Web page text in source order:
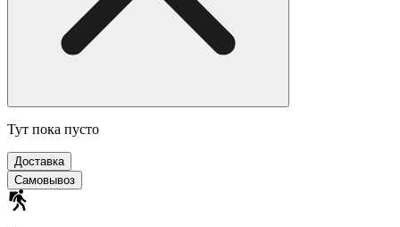
Тут пока пусто
Доставка
Самовывоз